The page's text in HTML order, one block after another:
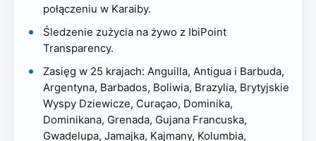
połączeniu w Karaiby.
Śledzenie zużycia na żywo z IbiPoint
Transparency.
Zasięg w 25 krajach: Anguilla, Antigua i Barbuda,
Argentyna, Barbados, Boliwia, Brazylia, Brytyjskie
Wyspy Dziewicze, Curaçao, Dominika,
Dominikana, Grenada, Gujana Francuska,
Gwadelupa, Jamajka, Kajmany, Kolumbia,